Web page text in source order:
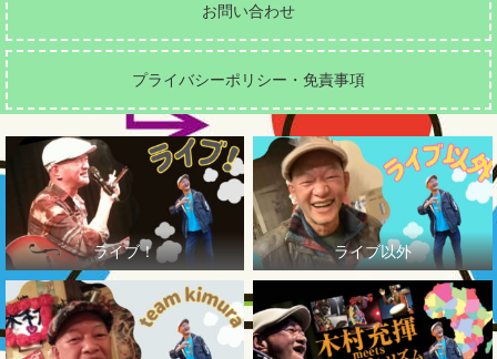
お問い合わせ
プライバシーポリシー・免責事項
ライブ！ ライブ以外